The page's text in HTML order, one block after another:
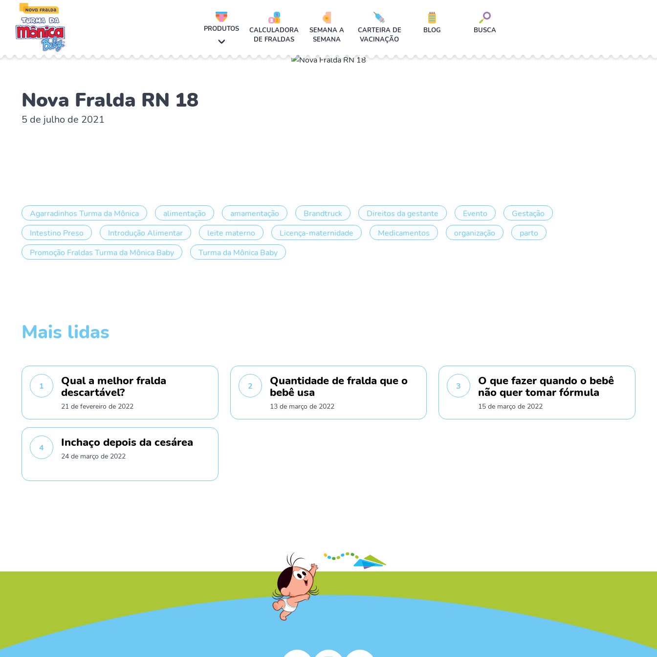
PRODUTOS
CALCULADORA
DE FRALDAS
SEMANA A
SEMANA
CARTEIRA DE
VACINAÇÃO
BLOG BUSCA
Nova Fralda RN 18
5 de julho de 2021
Agarradinhos Turma da Mônica alimentação amamentação Brandtruck Direitos da gestante Evento
Gestação
Intestino Preso
Introdução Alimentar leite materno Licença-maternidade Medicamentos organização
parto
Promoção Fraldas Turma da Mônica Baby
Turma da Mônica Baby
Mais lidas
1
Qual a melhor fralda
descartável?
21 de fevereiro de 2022
2
Quantidade de fralda que o
bebê usa
13 de março de 2022
3
O que fazer quando o bebê
não quer tomar fórmula
15 de março de 2022
4 Inchaço depois da cesárea
24 de março de 2022